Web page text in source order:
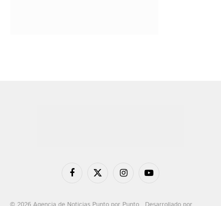
FacebookX
InstagramYouTube